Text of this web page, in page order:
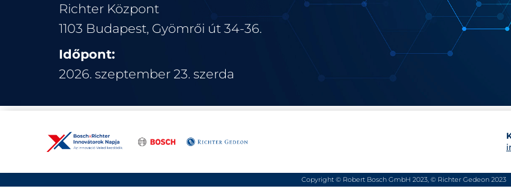
Richter Központ
1103 Budapest, Gyömrői út 34-36.
Időpont:
2026. szeptember 23. szerda
Copyright © Robert Bosch GmbH 2023, © Richter Gedeon 2023